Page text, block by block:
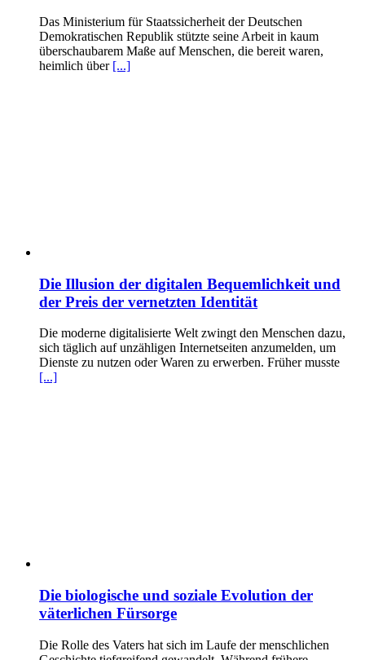
Das Ministerium für Staatssicherheit der Deutschen
Demokratischen Republik stützte seine Arbeit in kaum
überschaubarem Maße auf Menschen, die bereit waren,
heimlich über [...]
Die Illusion der digitalen Bequemlichkeit und
der Preis der vernetzten Identität
Die moderne digitalisierte Welt zwingt den Menschen dazu,
sich täglich auf unzähligen Internetseiten anzumelden, um
Dienste zu nutzen oder Waren zu erwerben. Früher musste
[...]
Die biologische und soziale Evolution der
väterlichen Fürsorge
Die Rolle des Vaters hat sich im Laufe der menschlichen